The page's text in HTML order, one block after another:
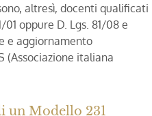
altresì, docenti qualificati
oppure D. Lgs. 81/08 e
e aggiornamento
(Associazione italiana
un Modello 231